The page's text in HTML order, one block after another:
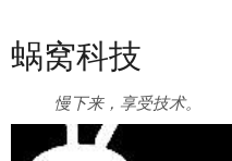
蜗窝科技
慢下来，享受技术。